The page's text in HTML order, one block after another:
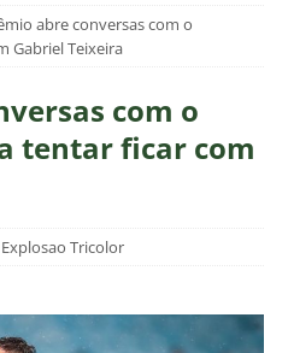
abre conversas com o
Gabriel Teixeira
com o
tentar ficar com
Explosao Tricolor